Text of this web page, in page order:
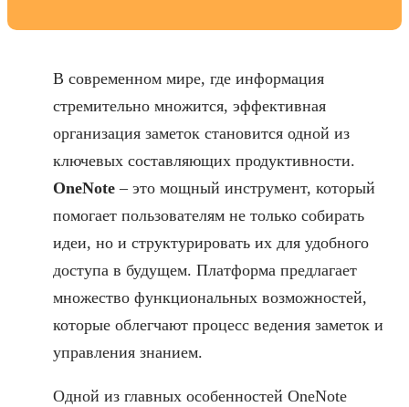
В современном мире, где информация
стремительно множится, эффективная
организация заметок становится одной из
ключевых составляющих продуктивности.
OneNote – это мощный инструмент, который
помогает пользователям не только собирать
идеи, но и структурировать их для удобного
доступа в будущем. Платформа предлагает
множество функциональных возможностей,
которые облегчают процесс ведения заметок и
управления знанием.
Одной из главных особенностей OneNote